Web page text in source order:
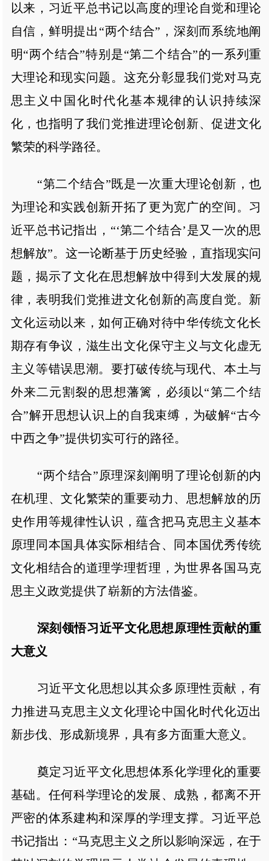
以来，习近平总书记以高度的理论自觉和理论
自信，鲜明提出“两个结合”，深刻而系统地阐
明“两个结合”特别是“第二个结合”的一系列重
大理论和现实问题。这充分彰显我们党对马克
思主义中国化时代化基本规律的认识持续深
化，也指明了我们党推进理论创新、促进文化
繁荣的科学路径。
“第二个结合”既是一次重大理论创新，也
为理论和实践创新开拓了更为宽广的空间。习
近平总书记指出，“‘第二个结合’是又一次的思
想解放”。这一论断基于历史经验，直指现实问
题，揭示了文化在思想解放中得到大发展的规
律，表明我们党推进文化创新的高度自觉。新
文化运动以来，如何正确对待中华传统文化长
期存有争议，滋生出文化保守主义与文化虚无
主义等错误思潮。要打破传统与现代、本土与
外来二元割裂的思想藩篱，必须以“第二个结
合”解开思想认识上的自我束缚，为破解“古今
中西之争”提供切实可行的路径。
“两个结合”原理深刻阐明了理论创新的内
在机理、文化繁荣的重要动力、思想解放的历
史作用等规律性认识，蕴含把马克思主义基本
原理同本国具体实际相结合、同本国优秀传统
文化相结合的道理学理哲理，为世界各国马克
思主义政党提供了崭新的方法借鉴。
深刻领悟习近平文化思想原理性贡献的重
大意义
习近平文化思想以其众多原理性贡献，有
力推进马克思主义文化理论中国化时代化迈出
新步伐、形成新境界，具有多方面重大意义。
奠定习近平文化思想体系化学理化的重要
基础。任何科学理论的发展、成熟，都离不开
严密的体系建构和深厚的学理支撑。习近平总
书记指出：“马克思主义之所以影响深远，在于